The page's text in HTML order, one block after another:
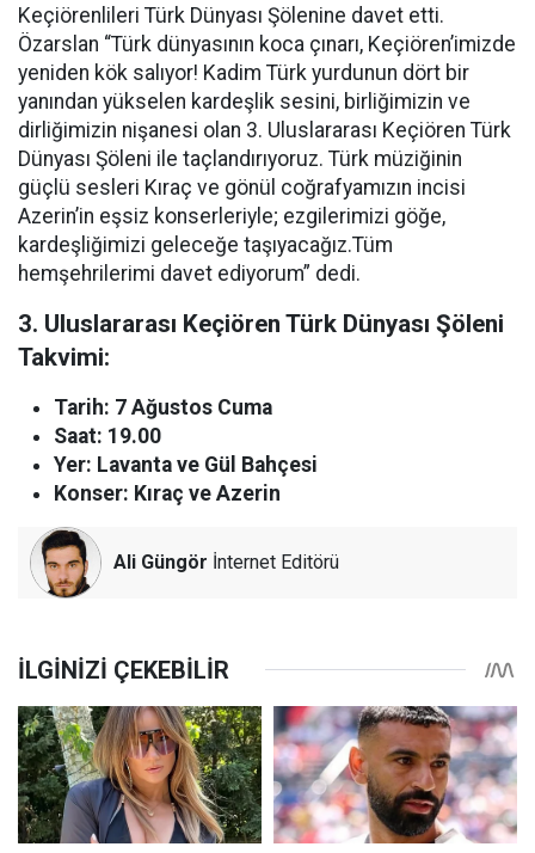
Keçiörenlileri Türk Dünyası Şölenine davet etti.
Özarslan “Türk dünyasının koca çınarı, Keçiören’imizde
yeniden kök salıyor! Kadim Türk yurdunun dört bir
yanından yükselen kardeşlik sesini, birliğimizin ve
dirliğimizin nişanesi olan 3. Uluslararası Keçiören Türk
Dünyası Şöleni ile taçlandırıyoruz. Türk müziğinin
güçlü sesleri Kıraç ve gönül coğrafyamızın incisi
Azerin’in eşsiz konserleriyle; ezgilerimizi göğe,
kardeşliğimizi geleceğe taşıyacağız.Tüm
hemşehrilerimi davet ediyorum” dedi.
3. Uluslararası Keçiören Türk Dünyası Şöleni
Takvimi:
Tarih: 7 Ağustos Cuma
Saat: 19.00
Yer: Lavanta ve Gül Bahçesi
Konser: Kıraç ve Azerin
Ali Güngör İnternet Editörü